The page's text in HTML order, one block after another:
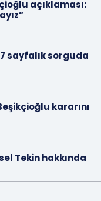
açıklaması:
sayfalık sorguda
kararını
Tekin hakkında